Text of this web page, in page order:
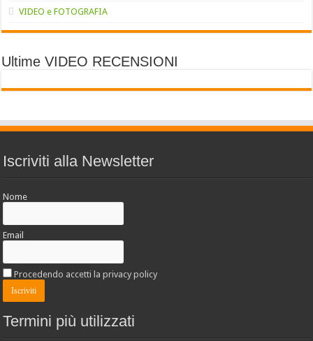
VIDEO e FOTOGRAFIA
Ultime VIDEO RECENSIONI
Iscriviti alla Newsletter
Nome
Email
Procedendo accetti la privacy policy
Termini più utilizzati